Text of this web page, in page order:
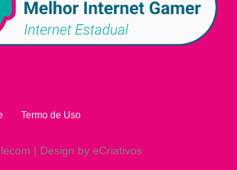
Termo de Uso
| Design by eCriativos